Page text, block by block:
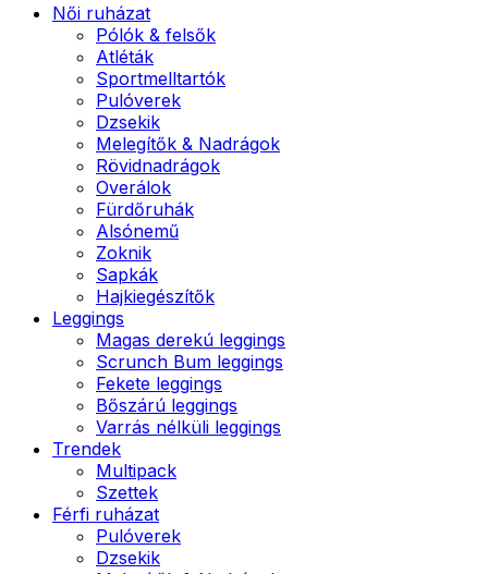
Női ruházat
Pólók & felsők
Atléták
Sportmelltartók
Pulóverek
Dzsekik
Melegítők & Nadrágok
Rövidnadrágok
Overálok
Fürdőruhák
Alsónemű
Zoknik
Sapkák
Hajkiegészítők
Leggings
Magas derekú leggings
Scrunch Bum leggings
Fekete leggings
Bőszárú leggings
Varrás nélküli leggings
Trendek
Multipack
Szettek
Férfi ruházat
Pulóverek
Dzsekik